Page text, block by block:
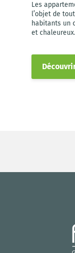
Les
l’objet de
habitants un
et chaleureux.